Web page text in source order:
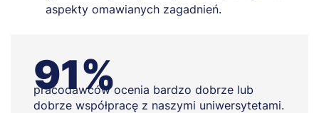
aspekty omawianych zagadnień.
91%
pracodawców ocenia bardzo dobrze lub
dobrze współpracę z naszymi uniwersytetami.